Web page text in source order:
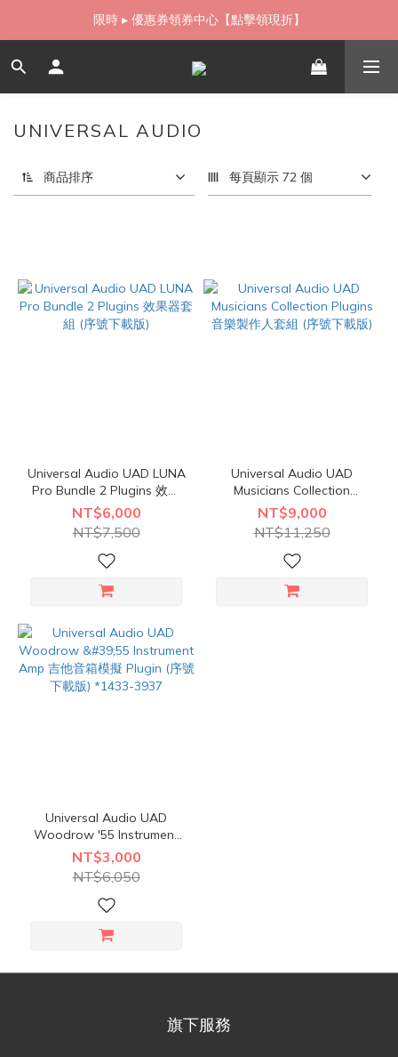
如需當日配送貨海外寄送，歡迎直接與我們聯繫
限時 ▸ 優惠券領券中心【點擊領現折】
如需當日配送貨海外寄送，歡迎直接與我們聯繫
UNIVERSAL AUDIO
商品排序 每頁顯示 72 個
Universal Audio UAD LUNA
Pro Bundle 2 Plugins 效果
器套組 (序號下載版)
NT$6,000
NT$7,500
Universal Audio UAD
Musicians Collection
Plugins 音樂製作人套組 (序
號下載版)
NT$9,000
NT$11,250
Universal Audio UAD
Woodrow '55 Instrument
Amp 吉他音箱模擬 Plugin
(序號下載版) *1433-3937
NT$3,000
NT$6,050
旗下服務